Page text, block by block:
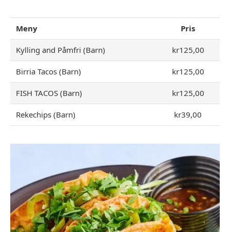
Meny Pris
Kylling and Påmfri (Barn) kr125,00
Birria Tacos (Barn) kr125,00
FISH TACOS (Barn) kr125,00
Rekechips (Barn) kr39,00